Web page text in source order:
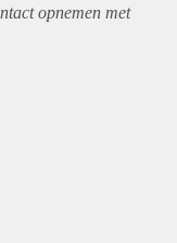
opnemen met